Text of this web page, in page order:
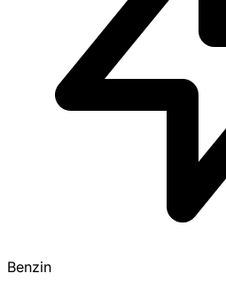
Benzin